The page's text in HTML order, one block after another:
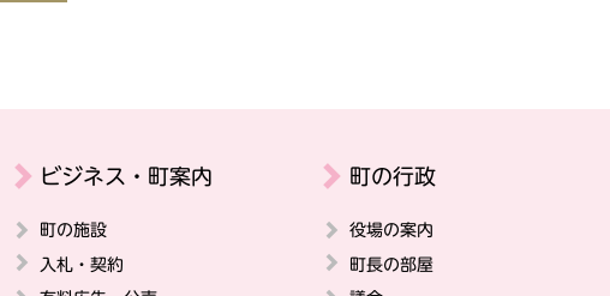
ビジネス・町案内
町の施設
入札・契約
町の行政
役場の案内
町長の部屋